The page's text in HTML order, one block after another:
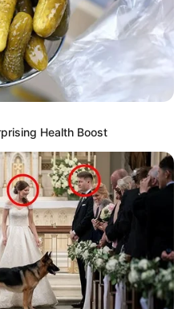
ΕΙΔΗΣΕΙΣ
ΑΜΕΣΗΣ
Health Boost